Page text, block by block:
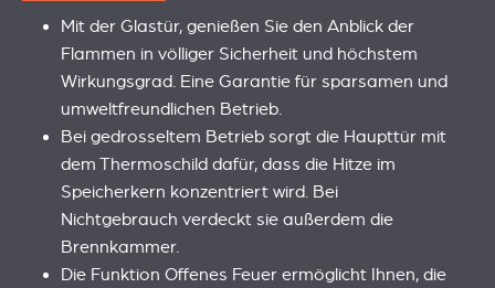
Mit der Glastür, genießen Sie den Anblick der
Flammen in völliger Sicherheit und höchstem
Wirkungsgrad. Eine Garantie für sparsamen und
umweltfreundlichen Betrieb.
Bei gedrosseltem Betrieb sorgt die Haupttür mit
dem Thermoschild dafür, dass die Hitze im
Speicherkern konzentriert wird. Bei
Nichtgebrauch verdeckt sie außerdem die
Brennkammer.
Die Funktion Offenes Feuer ermöglicht Ihnen, die